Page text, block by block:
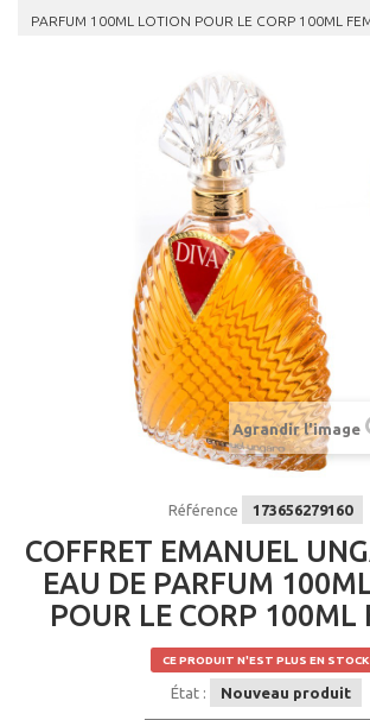
PARFUM 100ML LOTION POUR LE CORP 100ML
Agrandir l'image
Référence 173656279160
COFFRET EMANUEL
EAU DE PARFUM
POUR LE CORP 100ML
CE PRODUIT N'EST PLUS EN STOCK
État : Nouveau produit